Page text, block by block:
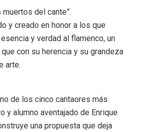
del cante”.
y creado en honor a los que
y verdad al flamenco, un
con su herencia y su grandeza
arte.
de los cinco cantaores más
y alumno aventajado de Enrique
una propuesta que deja